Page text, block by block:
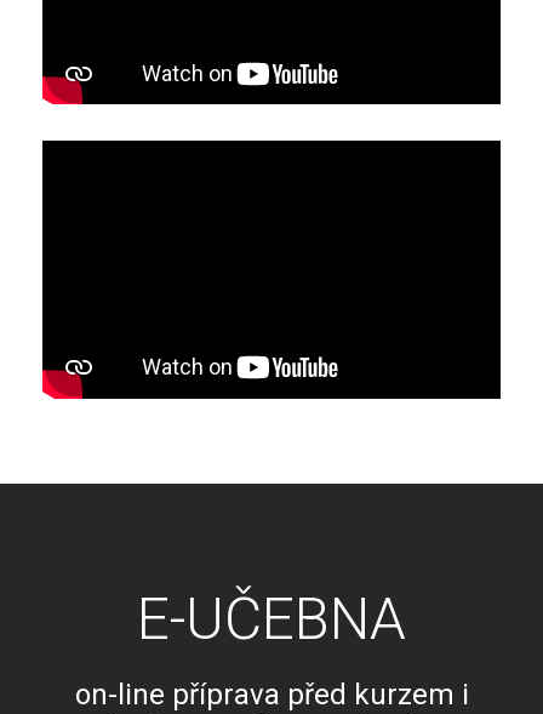
E-UČEBNA
on-line příprava před kurzem i